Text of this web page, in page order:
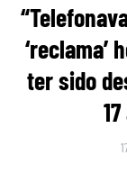
‘reclama’
ter sido